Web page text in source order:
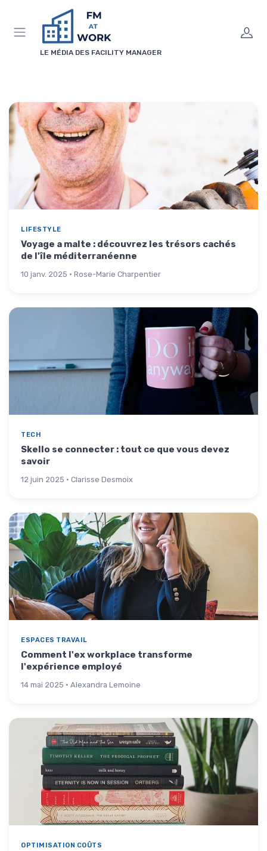
LE MÉDIA DES FACILITY MANAGER
LIFESTYLE
Voyage a malte : découvrez les trésors cachés
de l'île méditerranéenne
10 janv. 2025 · Rose-Marie Charpentier
TECH
Skello se connecter : tout ce que vous devez
savoir
12 juin 2025 · Clarisse Desmoix
ESPACES TRAVAIL
Comment l'ex workplace transforme
l'expérience employé
14 mai 2025 · Alexandra Lemoine
OPTIMISATION COÛTS
Panneau de gestion des cookies